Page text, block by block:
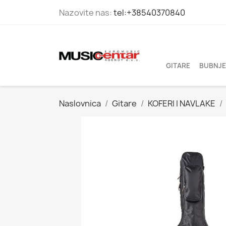
Nazovite nas:tel:+38540370840
GITARE
Naslovnica Gitare KOFERI I NAVLAKE